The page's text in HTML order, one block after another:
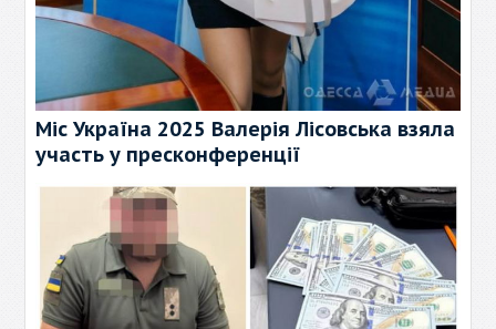
Міс Україна 2025 Валерія Лісовська взяла
участь у пресконференції